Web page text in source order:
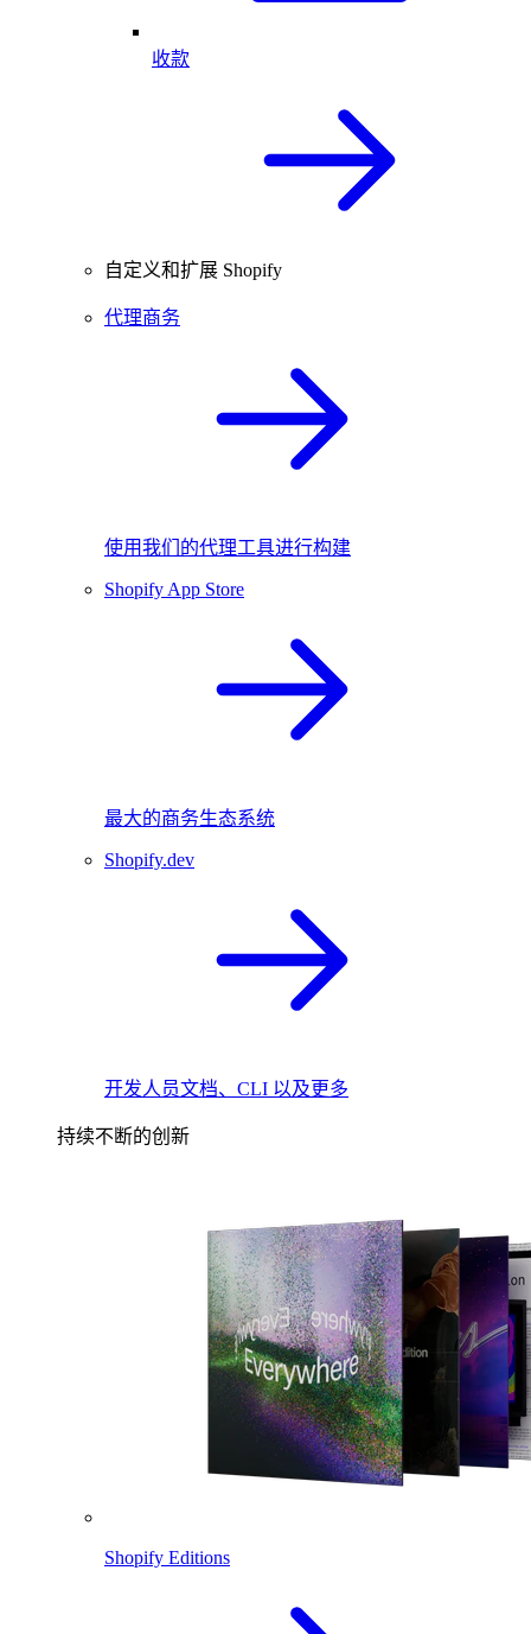
收款
自定义和扩展 Shopify
代理商务
使用我们的代理工具进行构建
Shopify App Store
最大的商务生态系统
Shopify.dev
开发人员文档、CLI 以及更多
持续不断的创新
Shopify Editions